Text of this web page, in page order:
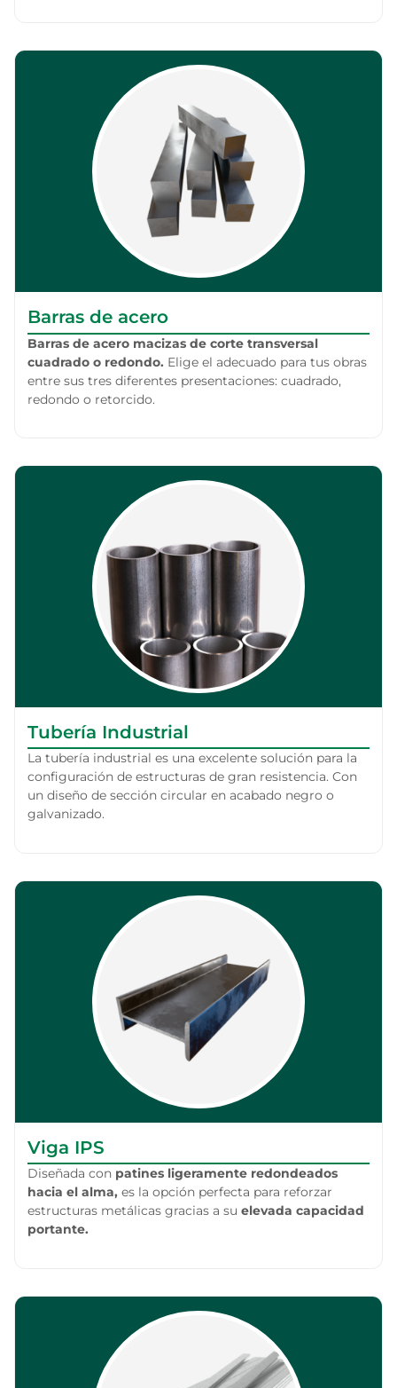
Barras de acero
Barras de acero macizas de corte transversal
cuadrado o redondo. Elige el adecuado para tus obras
entre sus tres diferentes presentaciones: cuadrado,
redondo o retorcido.
Tubería Industrial
La tubería industrial es una excelente solución para la
configuración de estructuras de gran resistencia. Con
un diseño de sección circular en acabado negro o
galvanizado.
Viga IPS
Diseñada con patines ligeramente redondeados
hacia el alma, es la opción perfecta para reforzar
estructuras metálicas gracias a su elevada capacidad
portante.